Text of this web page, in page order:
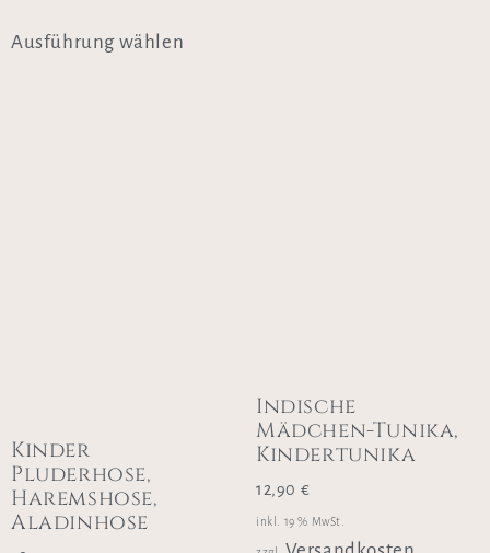
Ausführung wählen
Kinder
Pluderhose,
Haremshose,
Aladinhose
Indische
Mädchen-Tunika,
Kindertunika
12,90 €
inkl. 19 % MwSt.